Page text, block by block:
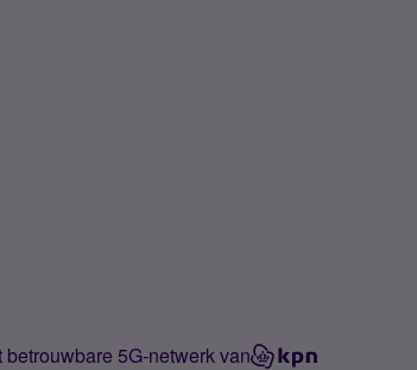
betrouwbare 5G-netwerk van